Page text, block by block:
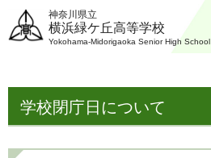
神奈川県立
横浜緑ケ丘高等学校
Yokohama-Midorigaoka Senior High School
学校閉庁日について